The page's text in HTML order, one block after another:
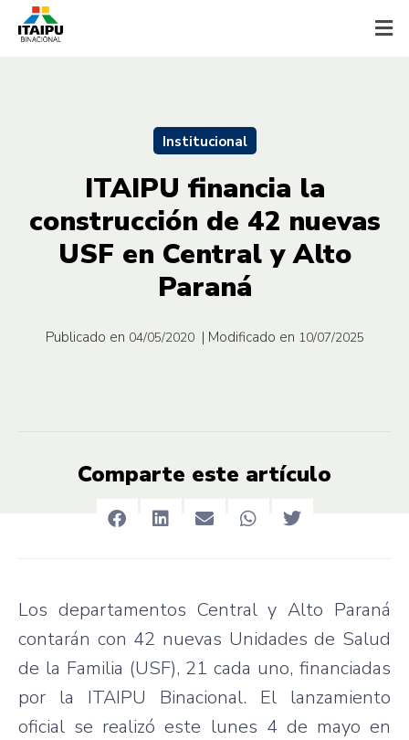
Institucional
ITAIPU financia la
construcción de 42 nuevas
USF en Central y Alto
Paraná
Publicado en 04/05/2020 | Modificado en 10/07/2025
Comparte este artículo
Los departamentos Central y Alto Paraná
contarán con 42 nuevas Unidades de Salud
de la Familia (USF), 21 cada uno, financiadas
por la ITAIPU Binacional. El lanzamiento
oficial se realizó este lunes 4 de mayo en